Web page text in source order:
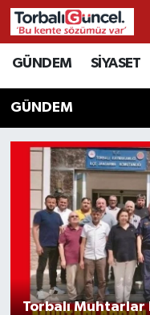
GÜNDEM SİYASET
GÜNDEM
Torbalı Muhtarlar
İzmir Nöbetçi
İzmir Hava
İzmir Namaz
İzmir Trafik
Süper Lig Puan
Tüm Manşetler
Son Dakika